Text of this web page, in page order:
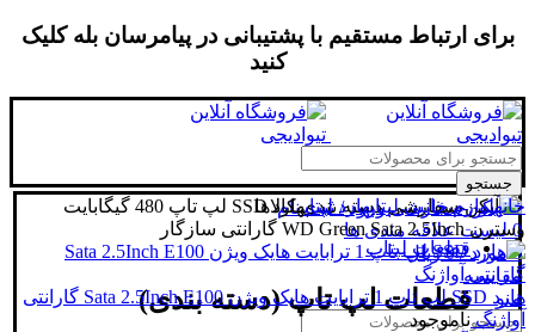
برای ارتباط مستقیم با پشتیبانی در پیامرسان بله کلیک
کنید
جستجو
ورود / ثبت نام
0 لیست علاقه مندی ها
0 مورد/
0 ریال
مقایسه
منو
دسته بندی کالاها
قطعات لپتاپ
قطعات لپ تاپ (دسته بندی)
خانهلوازم جانبی لپتاپهارد لپتاپ
هارد SSD لپ تاپ 480 گیگابایت
وسترن WD Green Sata 2.5Inch گارانتی سازگار
هارد SSD لپ تاپ 1 ترابایت هایک ویژن Sata 2.5Inch E100 گارانتی
آواژنگناموجود